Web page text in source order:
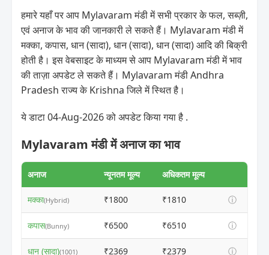
हमारे यहाँ पर आप Mylavaram मंडी में सभी प्रकार के फल, सब्ज़ी,
एवं अनाज के भाव की जानकारी ले सकते हैं। Mylavaram मंडी में
मक्का, कपास, धान (सादा), धान (सादा), धान (सादा) आदि की बिक्री
होती है। इस वेबसाइट के माध्यम से आप Mylavaram मंडी में भाव
की ताज़ा अपडेट ले सकते हैं। Mylavaram मंडी Andhra
Pradesh राज्य के Krishna जिले में स्थित है।
ये डाटा 04-Aug-2026 को अपडेट किया गया है .
Mylavaram मंडी में अनाज का भाव
अनाज न्यूनतम मूल्य अधिकतम मूल्य
मक्का(Hybrid) ₹1800 ₹1810 ⓘ
कपास(Bunny) ₹6500 ₹6510 ⓘ
धान (सादा)(1001) ₹2369 ₹2379 ⓘ